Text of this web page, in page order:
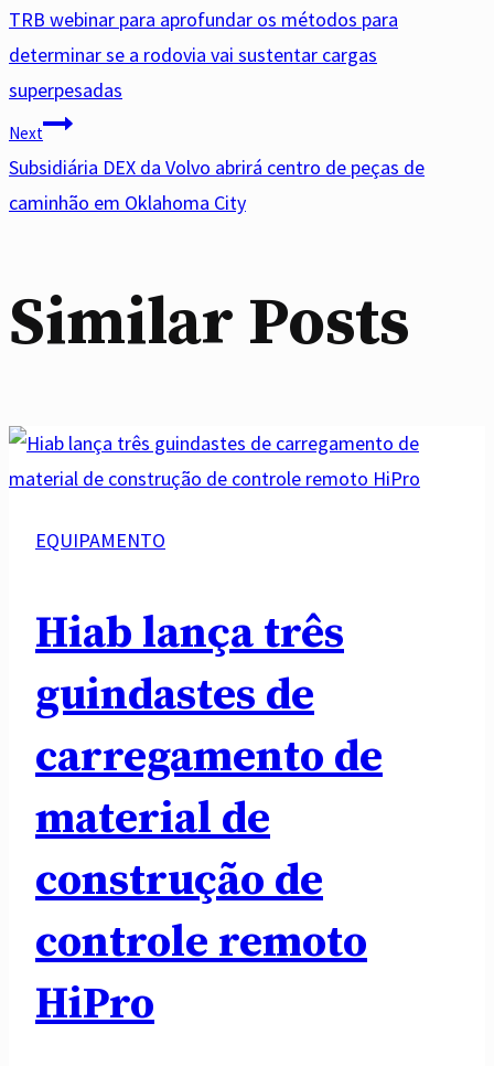
TRB webinar para aprofundar os métodos para
determinar se a rodovia vai sustentar cargas
superpesadas
Next
Subsidiária DEX da Volvo abrirá centro de peças de
caminhão em Oklahoma City
Similar Posts
EQUIPAMENTO
Hiab lança três
guindastes de
carregamento de
material de
construção de
controle remoto
HiPro